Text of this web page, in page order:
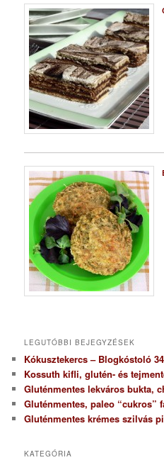
LEGUTÓBBI BEJEGYZÉSEK
Kókusztekercs – Blogkóstoló
Kossuth kifli, glutén- és
Gluténmentes lekváros bukta,
Gluténmentes, paleo “cukros”
Gluténmentes krémes szilvás
KATEGÓRIA